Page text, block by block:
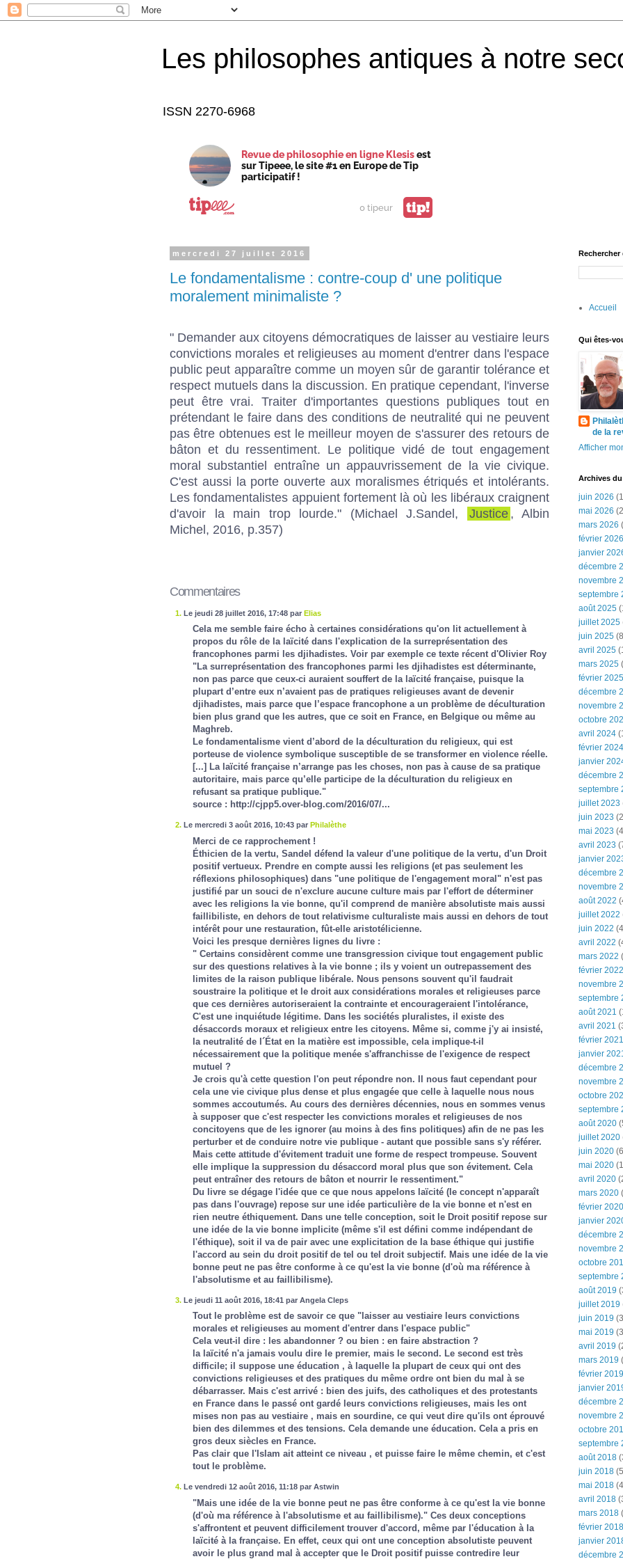
Les philosophes antiques à notre
ISSN 2270-6968
Revue de philosophie en ligne Klesisest
sur Tipeee, le site #1 en Europe de Tip
participatif !
0 tipeur tip!
mercredi 27 juillet 2016
Le fondamentalisme : contre-coup d' une politique
moralement minimaliste ?
" Demander aux citoyens démocratiques de laisser au vestiaire leurs
convictions morales et religieuses au moment d'entrer dans l'espace
public peut apparaître comme un moyen sûr de garantir tolérance et
respect mutuels dans la discussion. En pratique cependant, l'inverse
peut être vrai. Traiter d'importantes questions publiques tout en
prétendant le faire dans des conditions de neutralité qui ne peuvent
pas être obtenues est le meilleur moyen de s'assurer des retours de
bâton et du ressentiment. Le politique vidé de tout engagement
moral substantiel entraîne un appauvrissement de la vie civique.
C'est aussi la porte ouverte aux moralismes étriqués et intolérants.
Les fondamentalistes appuient fortement là où les libéraux craignent
d'avoir la main trop lourde." (Michael J.Sandel,
Justice , Albin
Michel, 2016, p.357)
Commentaires
1. Le jeudi 28 juillet 2016, 17:48 par Elias
Cela me semble faire écho à certaines considérations qu'on lit actuellement à
propos du rôle de la laïcité dans l'explication de la surreprésentation des
francophones parmi les djihadistes. Voir par exemple ce texte récent d'Olivier Roy
"La surreprésentation des francophones parmi les djihadistes est déterminante,
non pas parce que ceux-ci auraient souffert de la laïcité française, puisque la
plupart d’entre eux n’avaient pas de pratiques religieuses avant de devenir
djihadistes, mais parce que l’espace francophone a un problème de déculturation
bien plus grand que les autres, que ce soit en France, en Belgique ou même au
Maghreb.
Le fondamentalisme vient d’abord de la déculturation du religieux, qui est
porteuse de violence symbolique susceptible de se transformer en violence réelle.
[...] La laïcité française n’arrange pas les choses, non pas à cause de sa pratique
autoritaire, mais parce qu’elle participe de la déculturation du religieux en
refusant sa pratique publique."
source : http://cjpp5.over-blog.com/2016/07/...
2. Le mercredi 3 août 2016, 10:43 par Philalèthe
Merci de ce rapprochement !
Éthicien de la vertu, Sandel défend la valeur d'une politique de la vertu, d'un Droit
positif vertueux. Prendre en compte aussi les religions (et pas seulement les
réflexions philosophiques) dans "une politique de l'engagement moral" n'est pas
justifié par un souci de n'exclure aucune culture mais par l'effort de déterminer
avec les religions la vie bonne, qu'il comprend de manière absolutiste mais aussi
faillibiliste, en dehors de tout relativisme culturaliste mais aussi en dehors de tout
intérêt pour une restauration, fût-elle aristotélicienne.
Voici les presque dernières lignes du livre :
" Certains considèrent comme une transgression civique tout engagement public
sur des questions relatives à la vie bonne ; ils y voient un outrepassement des
limites de la raison publique libérale. Nous pensons souvent qu'il faudrait
soustraire la politique et le droit aux considérations morales et religieuses parce
que ces dernières autoriseraient la contrainte et encourageraient l'intolérance,
C'est une inquiétude légitime. Dans les sociétés pluralistes, il existe des
désaccords moraux et religieux entre les citoyens. Même si, comme j'y ai insisté,
la neutralité de l´État en la matière est impossible, cela implique-t-il
nécessairement que la politique menée s'affranchisse de l'exigence de respect
mutuel ?
Je crois qu'à cette question l'on peut répondre non. Il nous faut cependant pour
cela une vie civique plus dense et plus engagée que celle à laquelle nous nous
sommes accoutumés. Au cours des dernières décennies, nous en sommes venus
à supposer que c'est respecter les convictions morales et religieuses de nos
concitoyens que de les ignorer (au moins à des fins politiques) afin de ne pas les
perturber et de conduire notre vie publique - autant que possible sans s'y référer.
Mais cette attitude d'évitement traduit une forme de respect trompeuse. Souvent
elle implique la suppression du désaccord moral plus que son évitement. Cela
peut entraîner des retours de bâton et nourrir le ressentiment."
Du livre se dégage l'idée que ce que nous appelons laïcité (le concept n'apparaît
pas dans l'ouvrage) repose sur une idée particulière de la vie bonne et n'est en
rien neutre éthiquement. Dans une telle conception, soit le Droit positif repose sur
une idée de la vie bonne implicite (même s'il est défini comme indépendant de
l'éthique), soit il va de pair avec une explicitation de la base éthique qui justifie
l'accord au sein du droit positif de tel ou tel droit subjectif. Mais une idée de la vie
bonne peut ne pas être conforme à ce qu'est la vie bonne (d'où ma référence à
l'absolutisme et au faillibilisme).
3. Le jeudi 11 août 2016, 18:41 par Angela Cleps
Tout le problème est de savoir ce que "laisser au vestiaire leurs convictions
morales et religieuses au moment d'entrer dans l'espace public"
Cela veut-il dire : les abandonner ? ou bien : en faire abstraction ?
la laïcité n'a jamais voulu dire le premier, mais le second. Le second est très
difficile; il suppose une éducation , à laquelle la plupart de ceux qui ont des
convictions religieuses et des pratiques du même ordre ont bien du mal à se
débarrasser. Mais c'est arrivé : bien des juifs, des catholiques et des protestants
en France dans le passé ont gardé leurs convictions religieuses, mais les ont
mises non pas au vestiaire , mais en sourdine, ce qui veut dire qu'ils ont éprouvé
bien des dilemmes et des tensions. Cela demande une éducation. Cela a pris en
gros deux siècles en France.
Pas clair que l'Islam ait atteint ce niveau , et puisse faire le même chemin, et c'est
tout le problème.
4. Le vendredi 12 août 2016, 11:18 par Astwin
"Mais une idée de la vie bonne peut ne pas être conforme à ce qu'est la vie bonne
(d'où ma référence à l'absolutisme et au faillibilisme)." Ces deux conceptions
s'affrontent et peuvent difficilement trouver d'accord, même par l'éducation à la
laïcité à la française. En effet, ceux qui ont une conception absolutiste peuvent
avoir le plus grand mal à accepter que le Droit positif puisse contredire leur
Rechercher
Accueil
Qui êtes-
de la
Afficher
Archives
juin 2026
mai 2026
mars 2026
février 2026
janvier
décembre
novembre
septembre
août 2025
juillet 2025
juin 2025
avril 2025
mars 2025
février 2025
décembre
novembre
octobre
avril 2024
février 2024
janvier
décembre
septembre
juillet 2023
juin 2023
mai 2023
avril 2023
janvier
décembre
novembre
août 2022
juillet 2022
juin 2022
avril 2022
mars 2022
février 2022
novembre
septembre
août 2021
avril 2021
février 2021
janvier
décembre
novembre
octobre
septembre
août 2020
juillet 2020
juin 2020
mai 2020
avril 2020
mars 2020
février 2020
janvier
décembre
novembre
octobre
septembre
août 2019
juillet 2019
juin 2019
mai 2019
avril 2019
mars 2019
février 2019
janvier
décembre
novembre
octobre
septembre
août 2018
juin 2018
mai 2018
avril 2018
mars 2018
février 2018
janvier
décembre